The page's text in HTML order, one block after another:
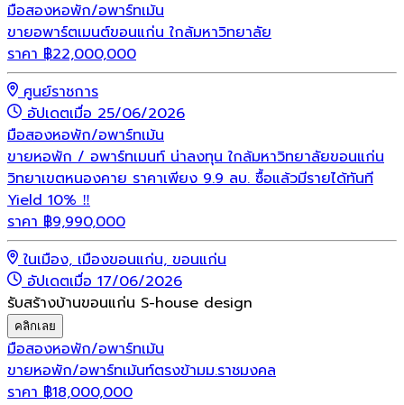
มือสองหอพัก/อพาร์ทเม้น
ขายอพาร์ตเมนต์ขอนแก่น ใกล้มหาวิทยาลัย
ราคา ฿22,000,000
ศูนย์ราชการ
อัปเดตเมื่อ 25/06/2026
มือสองหอพัก/อพาร์ทเม้น
ขายหอพัก / อพาร์ทเมนท์ น่าลงทุน ใกล้มหาวิทยาลัยขอนแก่น
วิทยาเขตหนองคาย ราคาเพียง 9.9 ลบ. ซื้อแล้วมีรายได้ทันที
Yield 10% ‼️
ราคา ฿9,990,000
ในเมือง, เมืองขอนแก่น, ขอนแก่น
อัปเดตเมื่อ 17/06/2026
รับสร้างบ้านขอนแก่น S-house design
คลิกเลย
มือสองหอพัก/อพาร์ทเม้น
ขายหอพัก/อพาร์ทเม้นท์ตรงข้ามม.ราชมงคล
ราคา ฿18,000,000